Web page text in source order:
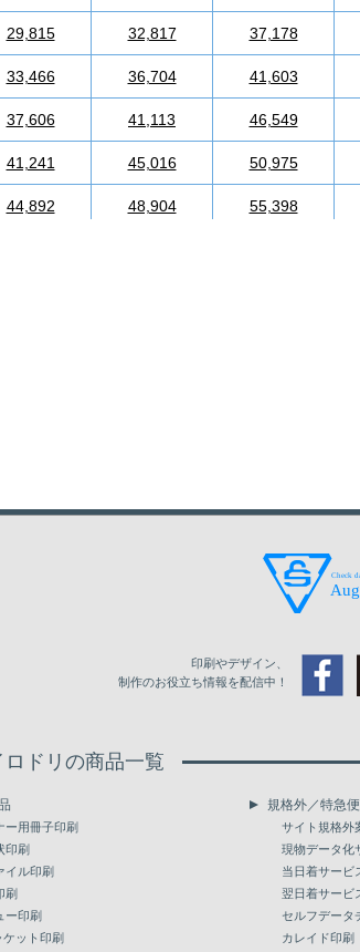
29,815 32,817 37,178
33,466 36,704 41,603
37,606 41,113 46,549
41,241 45,016 50,975
44,892 48,904 55,398
70,868 76,699 86,908
91,330
95,756
90,731 102,851
89,798 96,989 109,930
93,228 113,976
96,134 117,530
99,059 121,070
101,966 124,610
印刷やデザイン、
制作のお役立ち情報を配信中！
ロドリの商品一覧
ー用冊子印刷
印刷
イル印刷
刷
ー印刷
ット印刷
規格外／特急
サイト規格外
現物データ化
当日着サービ
翌日着サービ
セルフデータ
カレイド印刷